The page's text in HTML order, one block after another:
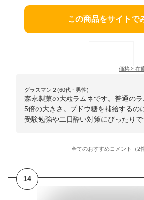
この商品をサイトで
価格と在
グラスマン２(60代・男性)
森永製菓の大粒ラムネです。普通の
5倍の大きさ。ブドウ糖を補給するの
受験勉強や二日酔い対策にぴったりで
全てのおすすめコメント（2件
14